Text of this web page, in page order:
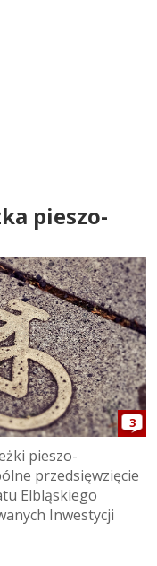
pieszo-
3
pieszo-
przedsięwzięcie
Elbląskiego
Inwestycji